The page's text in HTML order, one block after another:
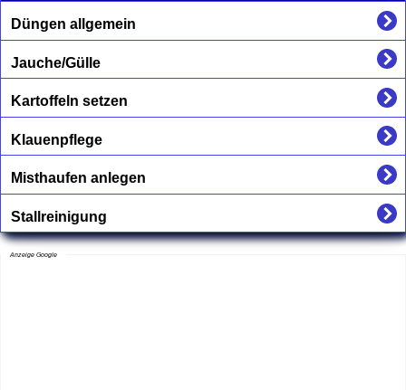
Düngen allgemein
Jauche/Gülle
Kartoffeln setzen
Klauenpflege
Misthaufen anlegen
Stallreinigung
Anzeige Google